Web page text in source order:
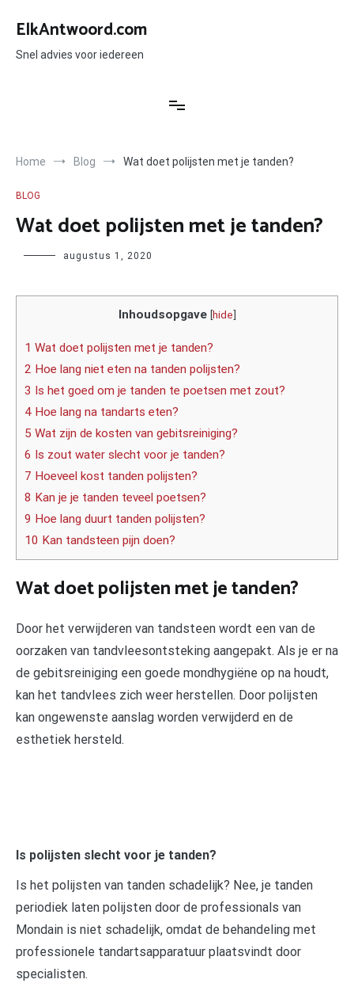
naar
inhoud
ElkAntwoord.com
Snel advies voor iedereen
Home Blog Wat doet polijsten met je tanden?
BLOG
Wat doet polijsten met je tanden?
Author augustus 1, 2020
Inhoudsopgave [hide]
1 Wat doet polijsten met je tanden?
2 Hoe lang niet eten na tanden polijsten?
3 Is het goed om je tanden te poetsen met zout?
4 Hoe lang na tandarts eten?
5 Wat zijn de kosten van gebitsreiniging?
6 Is zout water slecht voor je tanden?
7 Hoeveel kost tanden polijsten?
8 Kan je je tanden teveel poetsen?
9 Hoe lang duurt tanden polijsten?
10 Kan tandsteen pijn doen?
Wat doet polijsten met je tanden?
Door het verwijderen van tandsteen wordt een van de
oorzaken van tandvleesontsteking aangepakt. Als je er na
de gebitsreiniging een goede mondhygiëne op na houdt,
kan het tandvlees zich weer herstellen. Door polijsten
kan ongewenste aanslag worden verwijderd en de
esthetiek hersteld.
Is polijsten slecht voor je tanden?
Is het polijsten van tanden schadelijk? Nee, je tanden
periodiek laten polijsten door de professionals van
Mondain is niet schadelijk, omdat de behandeling met
professionele tandartsapparatuur plaatsvindt door
specialisten.